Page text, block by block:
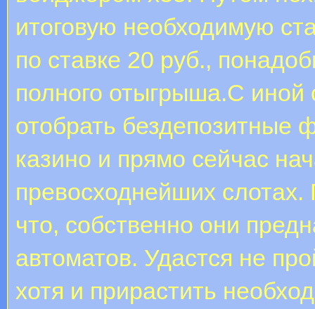
итоговую необходимую
по ставке 20 руб.,
полного отыгрыша.С
отобрать бездепозитные
казино и прямо сейчас
превосходнейших слотах.
что, собственно они
автоматов. Удастся не
хотя и прирастить